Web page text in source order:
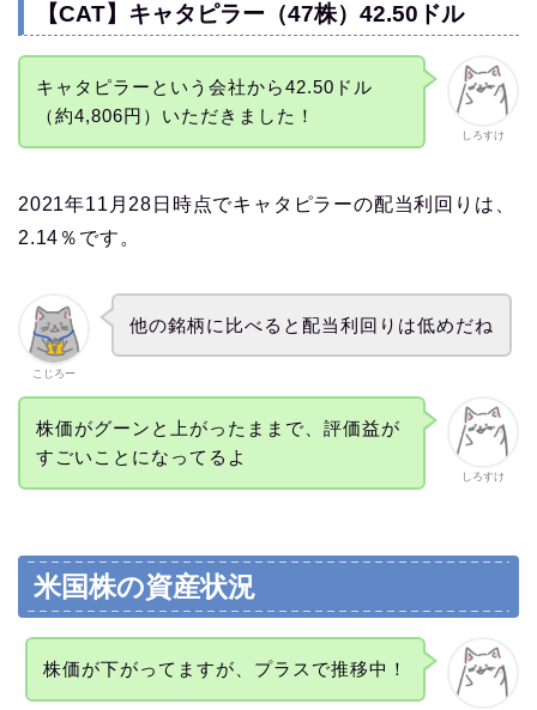
【CAT】キャタピラー（47株）42.50ドル
しろすけ
キャタピラーという会社から42.50ドル
（約4,806円）いただきました！
2021年11月28日時点でキャタピラーの配当利回りは、
2.14％です。
こじろー
他の銘柄に比べると配当利回りは低めだね
しろすけ
株価がグーンと上がったままで、評価益が
すごいことになってるよ
米国株の資産状況
株価が下がってますが、プラスで推移中！